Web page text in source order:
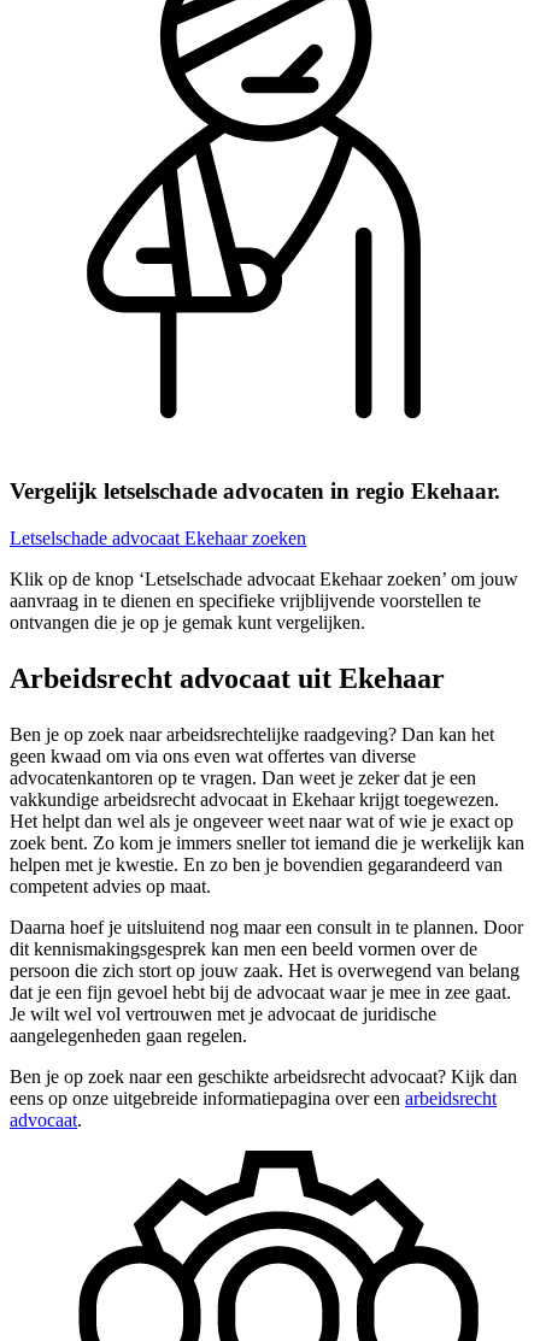
Vergelijk letselschade advocaten in regio Ekehaar.
Letselschade advocaat Ekehaar zoeken
Klik op de knop ‘Letselschade advocaat Ekehaar zoeken’ om jouw
aanvraag in te dienen en specifieke vrijblijvende voorstellen te
ontvangen die je op je gemak kunt vergelijken.
Arbeidsrecht advocaat uit Ekehaar
Ben je op zoek naar arbeidsrechtelijke raadgeving? Dan kan het
geen kwaad om via ons even wat offertes van diverse
advocatenkantoren op te vragen. Dan weet je zeker dat je een
vakkundige arbeidsrecht advocaat in Ekehaar krijgt toegewezen.
Het helpt dan wel als je ongeveer weet naar wat of wie je exact op
zoek bent. Zo kom je immers sneller tot iemand die je werkelijk kan
helpen met je kwestie. En zo ben je bovendien gegarandeerd van
competent advies op maat.
Daarna hoef je uitsluitend nog maar een consult in te plannen. Door
dit kennismakingsgesprek kan men een beeld vormen over de
persoon die zich stort op jouw zaak. Het is overwegend van belang
dat je een fijn gevoel hebt bij de advocaat waar je mee in zee gaat.
Je wilt wel vol vertrouwen met je advocaat de juridische
aangelegenheden gaan regelen.
Ben je op zoek naar een geschikte arbeidsrecht advocaat? Kijk dan
eens op onze uitgebreide informatiepagina over een arbeidsrecht
advocaat.